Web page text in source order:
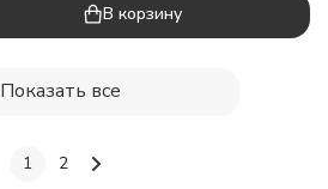
В корзину
Показать все
1 2